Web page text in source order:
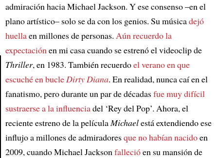
Article
admiración hacia Michael Jackson. Y ese consenso –en el
plano artístico– solo se da con los genios. Su músicadejó
huellaen millones de personas. Aún recuerdo la
expectaciónen mi casa cuando se estrenó el videoclip de
Thriller, en 1983. También recuerdoel verano en que
escuché en bucleDirty Diana. En realidad, nunca caí en el
fanatismo, pero durante un par de décadasfue muy difícil
sustraerse a la influenciadel ‘Rey del Pop’. Ahora, el
reciente estreno de la películaMichaelestá extendiendo ese
influjo a millones de admiradoresque no habían nacidoen
2009, cuando Michael Jacksonfallecióen su mansión de